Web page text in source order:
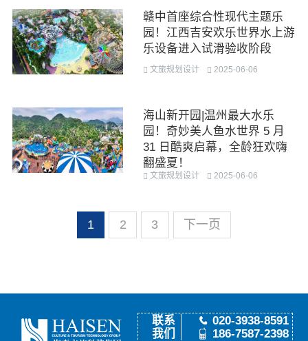
赣中首座综合性现代主题乐
园！江西吉安欢乐世界水上游
乐设备进入试滑验收阶段
文旅规划设计 2025-06-06
海山新开园|温州最大水乐
园！奇妙美人鱼水世界 5 月
31 日酷爽启幕，全龄狂欢嗨
翻盛夏！
文旅规划设计 2025-06-06
1 2 3 下一页
联系
我们
020-3938-8591
186-7587-2398